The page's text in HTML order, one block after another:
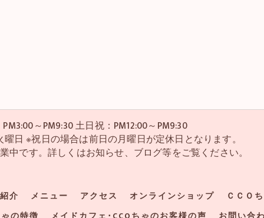
～PM9:30 土日祝：PM12:00～PM9:30
日 ※祝日の場合は前日の月曜日が定休日となります。
中です。詳しくはお知らせ、ブログ等をご覧ください。
介 メニュー アクセス オンラインショップ
ＣＣＯ